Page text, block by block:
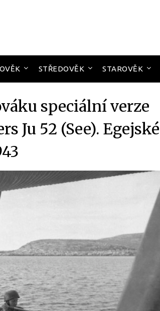
STŘEDOVĚK STAROVĚK
speciální verze
Ju 52 (See). Egejské